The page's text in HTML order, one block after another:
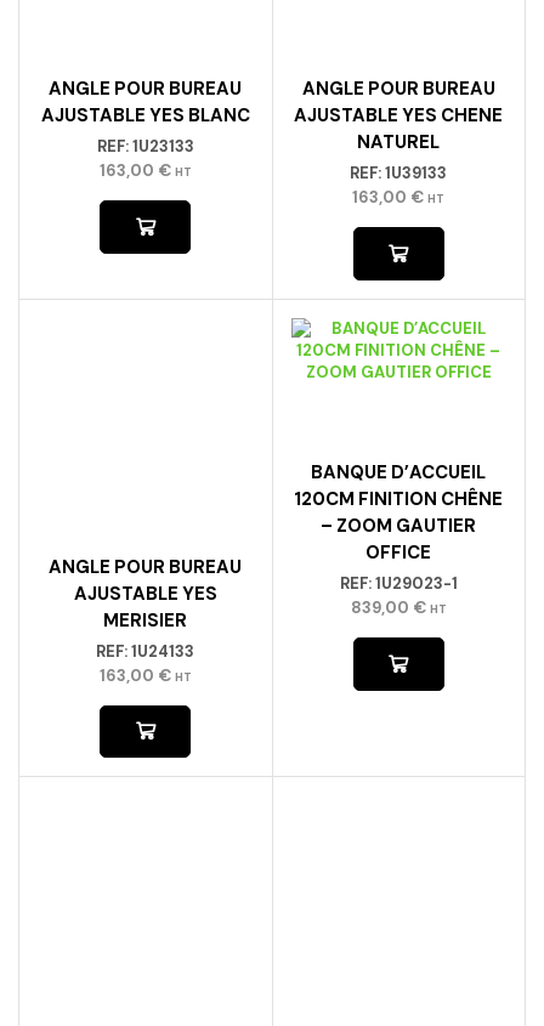
ANGLE POUR BUREAU
AJUSTABLE YES BLANC
REF:1U23133
163,00 € HT
ANGLE POUR BUREAU
AJUSTABLE YES CHENE
NATUREL
REF:1U39133
163,00 € HT
ANGLE POUR BUREAU
AJUSTABLE YES
MERISIER
REF:1U24133
163,00 € HT
BANQUE D’ACCUEIL
120CM FINITION CHÊNE
– ZOOM GAUTIER
OFFICE
REF:1U29023-1
839,00 € HT